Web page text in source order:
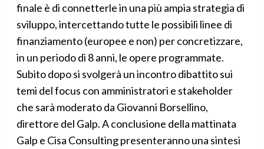
finale è di connetterle in una più ampia strategia di
sviluppo, intercettando tutte le possibili linee di
finanziamento (europee e non) per concretizzare,
in un periodo di 8 anni, le opere programmate.
Subito dopo si svolgerà un incontro dibattito sui
temi del focus con amministratori e stakeholder
che sarà moderato da Giovanni Borsellino,
direttore del Galp. A conclusione della mattinata
Galp e Cisa Consulting presenteranno una sintesi